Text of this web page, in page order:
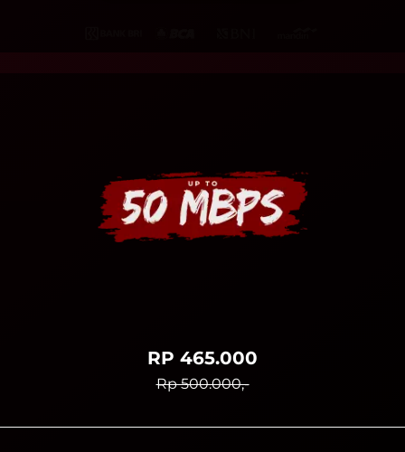
RP 465.000
Rp 500.000,-